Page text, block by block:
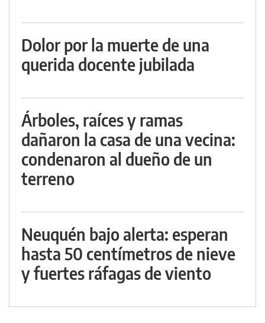
Dolor por la muerte de una
querida docente jubilada
Árboles, raíces y ramas
dañaron la casa de una vecina:
condenaron al dueño de un
terreno
Neuquén bajo alerta: esperan
hasta 50 centímetros de nieve
y fuertes ráfagas de viento